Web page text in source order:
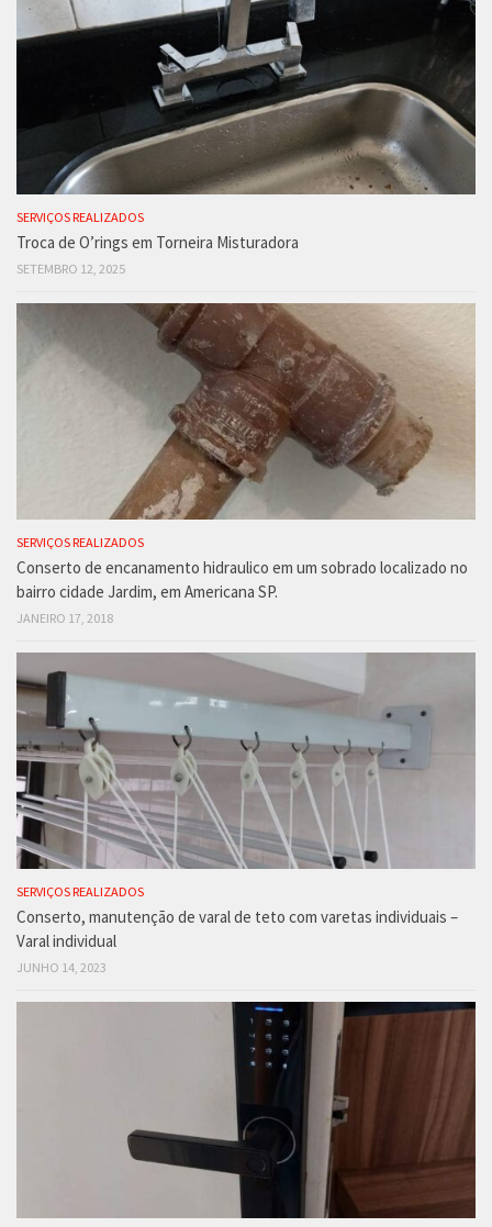
SERVIÇOS REALIZADOS
Troca de O’rings em Torneira Misturadora
SETEMBRO 12, 2025
SERVIÇOS REALIZADOS
Conserto de encanamento hidraulico em um sobrado localizado no
bairro cidade Jardim, em Americana SP.
JANEIRO 17, 2018
SERVIÇOS REALIZADOS
Conserto, manutenção de varal de teto com varetas individuais –
Varal individual
JUNHO 14, 2023